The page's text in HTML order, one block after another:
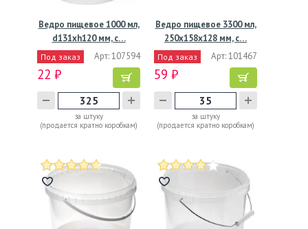
Ведро пищевое 1000 мл,
d131хh120 мм, с…
Под заказ Арт: 107594
22 ₽
за штуку
(продается кратно коробкам)
Ведро пищевое 3300 мл,
250х158х128 мм, с…
Под заказ Арт: 101467
59 ₽
за штуку
(продается кратно коробкам)